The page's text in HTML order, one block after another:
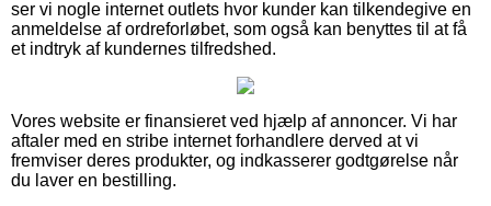
ser vi nogle internet outlets hvor kunder kan tilkendegive en
anmeldelse af ordreforløbet, som også kan benyttes til at få
et indtryk af kundernes tilfredshed.
Vores website er finansieret ved hjælp af annoncer. Vi har
aftaler med en stribe internet forhandlere derved at vi
fremviser deres produkter, og indkasserer godtgørelse når
du laver en bestilling.